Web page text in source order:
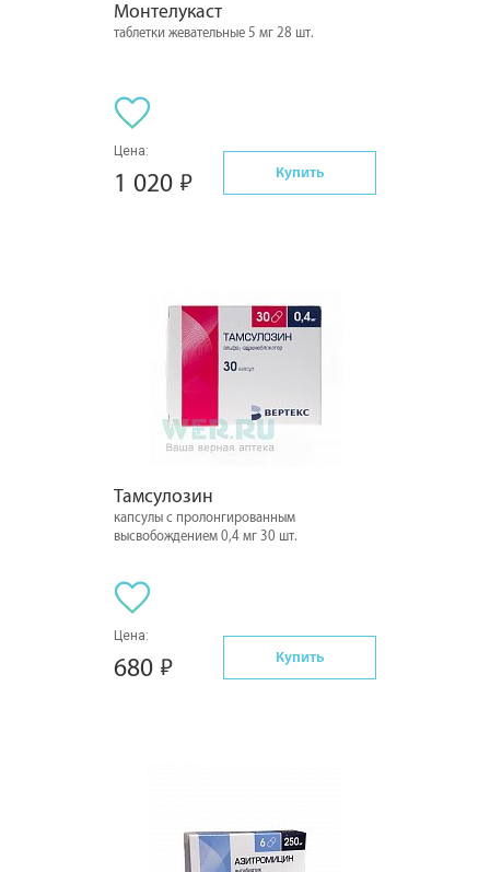
Монтелукаст
таблетки жевательные 5 мг 28 шт.
Цена:
1 020 Купить
Тамсулозин
капсулы с пролонгированным
высвобождением 0,4 мг 30 шт.
Цена:
680 Купить